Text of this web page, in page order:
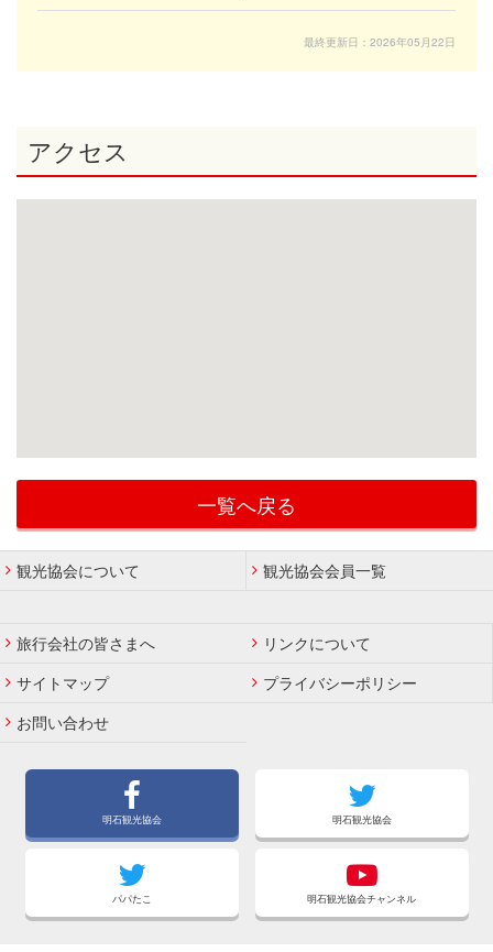
最終更新日：2026年05月22日
アクセス
一覧へ戻る
観光協会について 観光協会会員一覧
旅行会社の皆さまへ
リンクについて
サイトマップ
プライバシーポリシー
お問い合わせ
明石観光協会 明石観光協会
パパたこ 明石観光協会チャンネル